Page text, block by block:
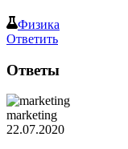
Физика
Ответить
Ответы
marketing
22.07.2020